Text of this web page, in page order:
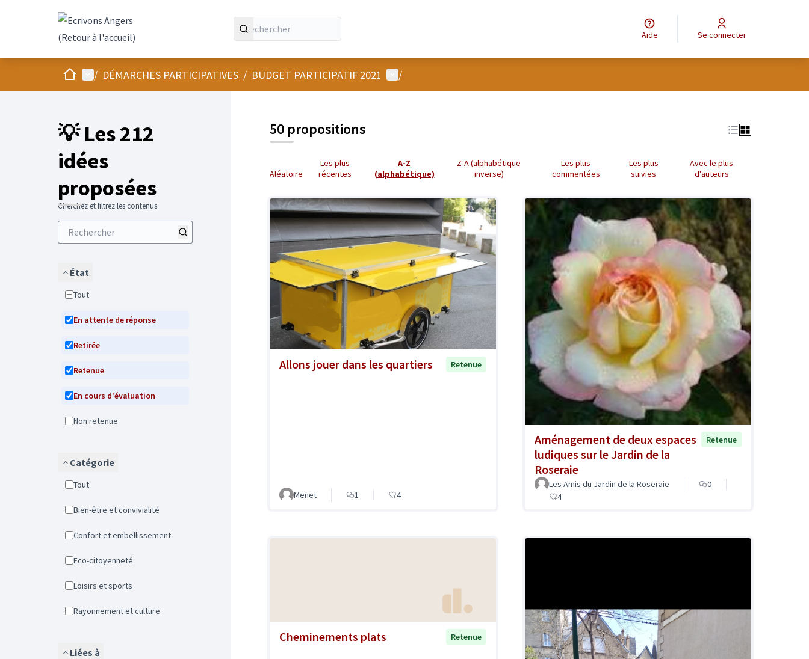
Aide Se connecter
AccueilMenu principal
/ DÉMARCHES PARTICIPATIVES / BUDGET PARTICIPATIF 2021 Menu utilisateur
/
💡 Les 212
idées
proposées
Cherchez et filtrez les contenus
État
Tout
En attente de réponse
Retirée
Retenue
En cours d'évaluation
Non retenue
Catégorie
Tout
Bien-être et convivialité
Confort et embellissement
Eco-citoyenneté
Loisirs et sports
Rayonnement et culture
Liées à
50 propositions
Aléatoire
Les plus
récentes
A-Z
(alphabétique)
Z-A (alphabétique
inverse)
Les plus
commentées
Les plus
suivies
Avec le plus
d'auteurs
Allons jouer dans les quartiers Retenue
Menet 1 4
Aménagement de deux espaces
ludiques sur le Jardin de la
Roseraie
Retenue
Les Amis du Jardin de la Roseraie
0
4
Cheminements plats Retenue